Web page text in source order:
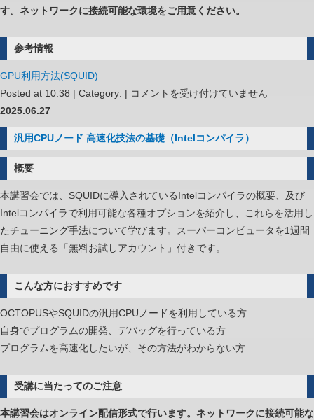
す。ネットワークに接続可能な環境をご用意ください。
参考情報
GPU利用方法(SQUID)
Posted at 10:38 | Category: | GPU
グ
ン
グ
入
門
コメントを受け付けていません
2025.06.27
汎用CPUノード 高速化技法の基礎（Intelコンパイラ）
概要
本講習会では、SQUIDに導入されているIntelコンパイラの概要、及び
Intelコンパイラで利用可能な各種オプションを紹介し、これらを活用し
たチューニング手法について学びます。スーパーコンピュータを1週間
自由に使える「無料お試しアカウント」付きです。
こんな方におすすめです
OCTOPUSやSQUIDの汎用CPUノードを利用している方
自身でプログラムの開発、デバッグを行っている方
プログラムを高速化したいが、その方法がわからない方
受講に当たってのご注意
本講習会はオンライン配信形式で行います。ネットワークに接続可能な